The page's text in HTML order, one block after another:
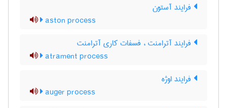
فرایند آستون
aston process
فرایند آترامنت ، فسفات کاری آترامنت
atrament process
فرایند اوژه
auger process